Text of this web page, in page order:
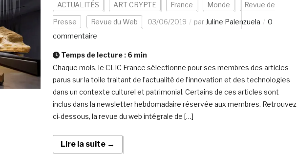
ACTUALITÉS ART CRYPTE France Monde Revue de
Presse Revue du Web 03/06/2019 par Juline Palenzuela
0
commentaire
Temps de lecture : 6 min
Chaque mois, le CLIC France sélectionne pour ses membres des articles
parus sur la toile traitant de l’actualité de l’innovation et des technologies
dans un contexte culturel et patrimonial. Certains de ces articles sont
inclus dans la newsletter hebdomadaire réservée aux membres. Retrouvez
ci-dessous, la revue du web intégrale de […]
Lire la suite →